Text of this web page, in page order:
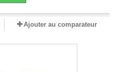
Ajouter au comparateur